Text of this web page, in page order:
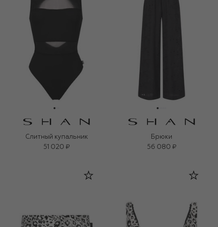
Слитный купальник
51 020 ₽
Брюки
56 080 ₽